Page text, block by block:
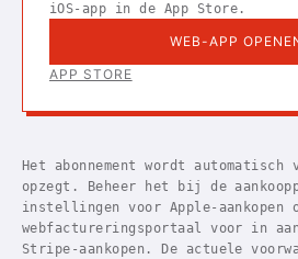
iOS-app in de App Store.
WEB-APP
APP STORE
Het abonnement wordt
opzegt. Beheer het bij de
instellingen voor Apple-aankopen
webfactureringsportaal voor in
Stripe-aankopen. De actuele